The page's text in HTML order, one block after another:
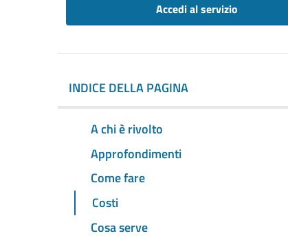
Accedi al servizio
INDICE DELLA PAGINA
A chi è rivolto
Approfondimenti
Come fare
Costi
Cosa serve